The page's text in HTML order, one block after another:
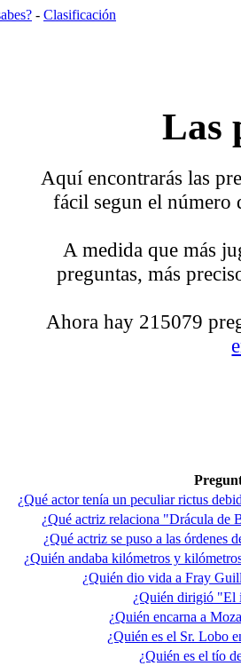
- Clasificación
Las
Aquí encontrarás las
fácil segun el número
A medida que más
preguntas, más
Ahora hay 215079
¿Qué actor tenía un peculiar rictus
¿Qué actriz relaciona "Drácula de
¿Qué actriz se puso a las órdenes
¿Quién andaba kilómetros y
¿Quién dio vida a Fray
¿Quién dirigió "El
¿Quién encarna a
¿Quién es el Sr. Lobo
¿Quién es el tío